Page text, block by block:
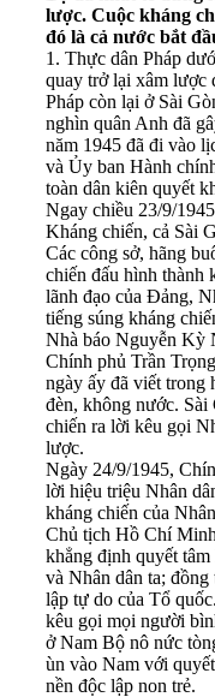
lược. Cuộc kháng
đó là cả nước bắt
1. Thực dân Pháp
quay trở lại xâm lược
Pháp còn lại ở Sài
nghìn quân Anh đã
năm 1945 đã đi vào
và Ủy ban Hành
toàn dân kiên quyết
Ngay chiều 23/9/
Kháng chiến, cả Sài
Các công sở, hãng
chiến đấu hình thành
lãnh đạo của Đảng,
tiếng súng kháng
Nhà báo Nguyễn Kỳ
Chính phủ Trần
ngày ấy đã viết
đèn, không nước.
chiến ra lời kêu gọi
lược.
Ngày 24/9/1945,
lời hiệu triệu Nhân
kháng chiến của
Chủ tịch Hồ Chí
khẳng định quyết
và Nhân dân ta;
lập tự do của Tổ
kêu gọi mọi người
ở Nam Bộ nô nức
ùn vào Nam với
nền độc lập non trẻ.